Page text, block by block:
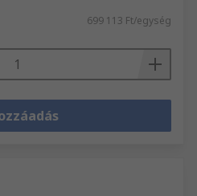
699 113 Ft/egység